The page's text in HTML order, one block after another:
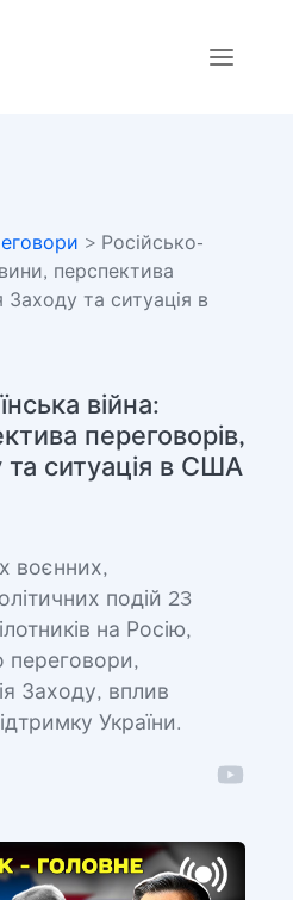
> Російсько-
перспектива
Заходу та ситуація в
війна:
переговорів,
та ситуація в США
воєнних,
подій 23
на Росію,
переговори,
Заходу, вплив
України.